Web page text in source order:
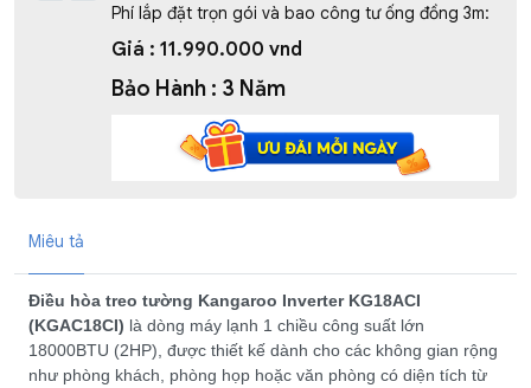
Phí lắp đặt trọn gói và bao công tư ống đồng 3m:
Giá : 11.990.000 vnd
Bảo Hành : 3 Năm
Miêu tả
Điều hòa treo tường Kangaroo Inverter KG18ACI
(KGAC18CI) là dòng máy lạnh 1 chiều công suất lớn
18000BTU (2HP), được thiết kế dành cho các không gian rộng
như phòng khách, phòng họp hoặc văn phòng có diện tích từ